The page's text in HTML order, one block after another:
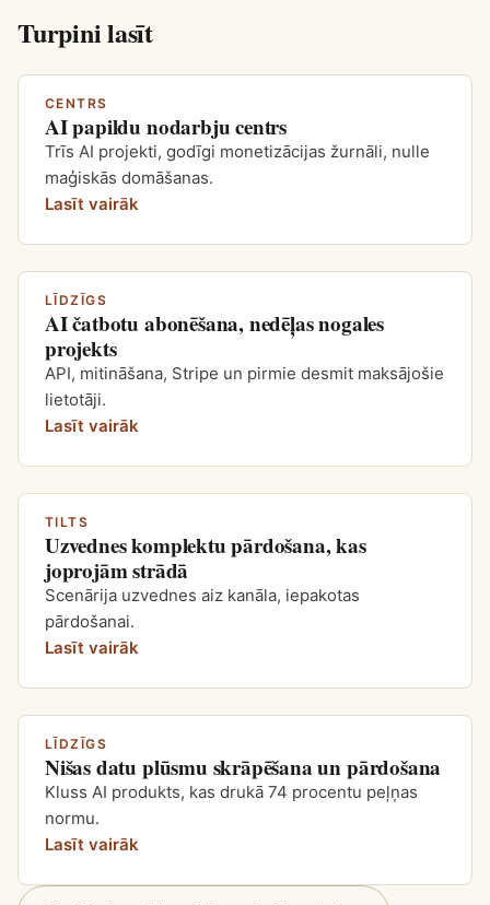
Turpini lasīt
CENTRS
AI papildu nodarbju centrs
Trīs AI projekti, godīgi monetizācijas žurnāli, nulle
maģiskās domāšanas.
Lasīt vairāk
LĪDZĪGS
AI čatbotu abonēšana, nedēļas nogales
projekts
API, mitināšana, Stripe un pirmie desmit maksājošie
lietotāji.
Lasīt vairāk
TILTS
Uzvednes komplektu pārdošana, kas
joprojām strādā
Scenārija uzvednes aiz kanāla, iepakotas
pārdošanai.
Lasīt vairāk
LĪDZĪGS
Nišas datu plūsmu skrāpēšana un pārdošana
Kluss AI produkts, kas drukā 74 procentu peļņas
normu.
Lasīt vairāk